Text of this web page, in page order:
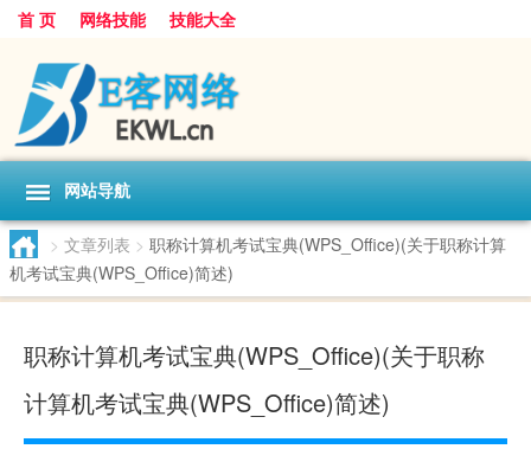
首 页 网络技能 技能大全
网站导航
> 文章列表 > 职称计算机考试宝典(WPS_Office)(关于职称计算
机考试宝典(WPS_Office)简述)
职称计算机考试宝典(WPS_Office)(关于职称
计算机考试宝典(WPS_Office)简述)